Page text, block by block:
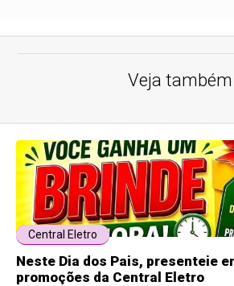
Veja também
Central Eletro
Neste Dia dos Pais, presenteie
promoções da Central Eletro